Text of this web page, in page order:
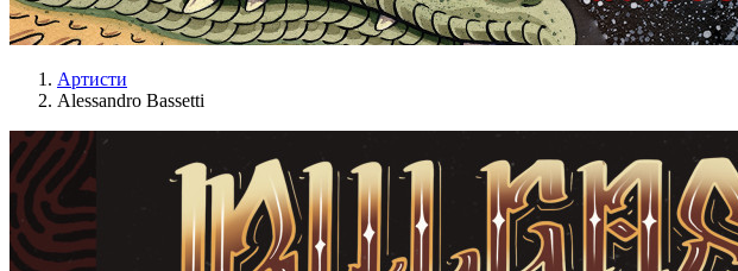
Артисти
Alessandro Bassetti